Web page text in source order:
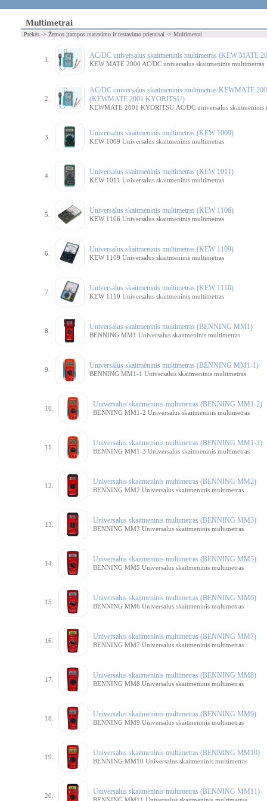
Multimetrai
Prekės -> Žemos įtampos matavimo ir testavimo prietaisai -> Multimetrai
1. AC/DC universalus skaitmeninis multimetras (KEW MATE
KEW MATE 2000 AC/DC universalus skaitmeninis multimetras
2.
AC/DC universalus skaitmeninis multimetras KEWMATE
(KEWMATE 2001 KYORITSU)
KEWMATE 2001 KYORITSU AC/DC universalus skaitmeninis
3. Universalus skaitmeninis multimetras (KEW 1009)
KEW 1009 Universalus skaitmeninis multimetras
4. Universalus skaitmeninis multimetras (KEW 1011)
KEW 1011 Universalus skaitmeninis multimetras
5. Universalus skaitmeninis multimetras (KEW 1106)
KEW 1106 Universalus skaitmeninis multimetras
6. Universalus skaitmeninis multimetras (KEW 1109)
KEW 1109 Universalus skaitmeninis multimetras
7. Universalus skaitmeninis multimetras (KEW 1110)
KEW 1110 Universalus skaitmeninis multimetras
8. Universalus skaitmeninis multimetras (BENNING MM1)
BENNING MM1 Universalus skaitmeninis multimetras
9. Universalus skaitmeninis multimetras (BENNING MM1-1)
BENNING MM1-1 Universalus skaitmeninis multimetras
10. Universalus skaitmeninis multimetras (BENNING MM1-2)
BENNING MM1-2 Universalus skaitmeninis multimetras
11. Universalus skaitmeninis multimetras (BENNING MM1-3)
BENNING MM1-3 Universalus skaitmeninis multimetras
12. Universalus skaitmeninis multimetras (BENNING MM2)
BENNING MM2 Universalus skaitmeninis multimetras
13. Universalus skaitmeninis multimetras (BENNING MM3)
BENNING MM3 Universalus skaitmeninis multimetras
14. Universalus skaitmeninis multimetras (BENNING MM5)
BENNING MM5 Universalus skaitmeninis multimetras
15. Universalus skaitmeninis multimetras (BENNING MM6)
BENNING MM6 Universalus skaitmeninis multimetras
16. Universalus skaitmeninis multimetras (BENNING MM7)
BENNING MM7 Universalus skaitmeninis multimetras
17. Universalus skaitmeninis multimetras (BENNING MM8)
BENNING MM8 Universalus skaitmeninis multimetras
18. Universalus skaitmeninis multimetras (BENNING MM9)
BENNING MM9 Universalus skaitmeninis multimetras
19. Universalus skaitmeninis multimetras (BENNING MM10)
BENNING MM10 Universalus skaitmeninis multimetras
20. Universalus skaitmeninis multimetras (BENNING MM11)